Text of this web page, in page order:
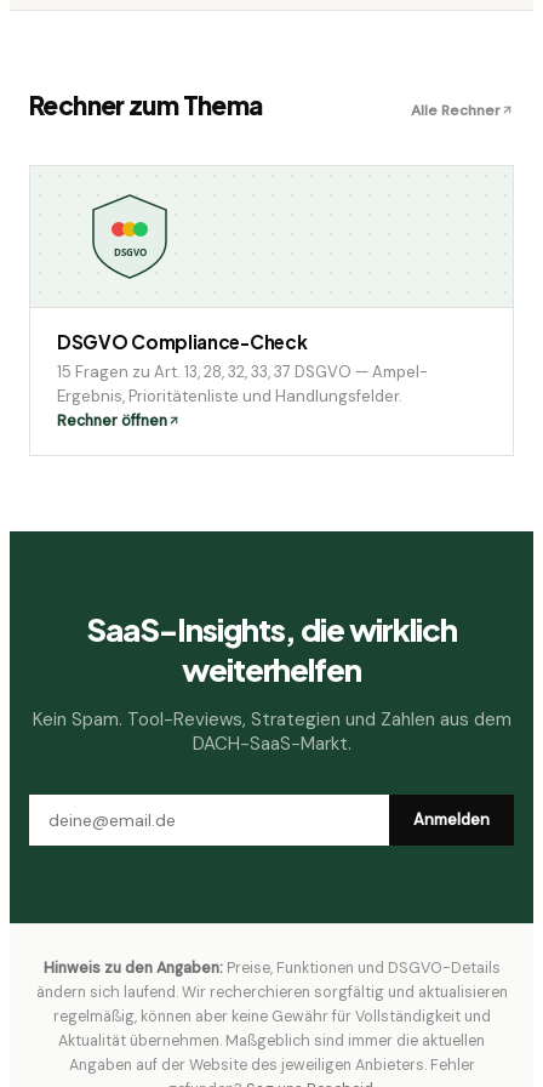
Rechner zum Thema Alle Rechner
DSGVO
DSGVO Compliance-Check
15 Fragen zu Art. 13, 28, 32, 33, 37 DSGVO — Ampel-
Ergebnis, Prioritätenliste und Handlungsfelder.
Rechner öffnen
SaaS-Insights, die wirklich
weiterhelfen
Kein Spam. Tool-Reviews, Strategien und Zahlen aus dem
DACH-SaaS-Markt.
Anmelden
Hinweis zu den Angaben: Preise, Funktionen und DSGVO-Details
ändern sich laufend. Wir recherchieren sorgfältig und aktualisieren
regelmäßig, können aber keine Gewähr für Vollständigkeit und
Aktualität übernehmen. Maßgeblich sind immer die aktuellen
Angaben auf der Website des jeweiligen Anbieters. Fehler